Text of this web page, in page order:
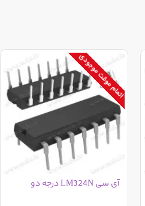
اتمام موقت موجودی
آی سی LM324N درجه دو